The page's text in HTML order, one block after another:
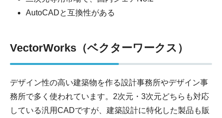
AutoCADと互換性がある
VectorWorks（ベクターワークス）
デザイン性の高い建築物を作る設計事務所やデザイン事
務所で多く使われています。2次元・3次元どちらも対応
している汎用CADですが、建築設計に特化した製品も販